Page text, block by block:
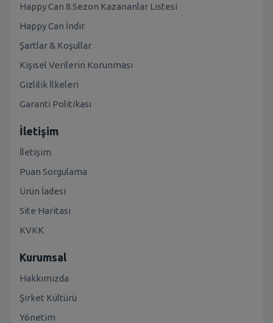
Happy Can 8.Sezon Kazananlar Listesi
Happy Can İndir
Şartlar & Koşullar
Kişisel Verilerin Korunması
Gizlilik İlkeleri
Garanti Politikası
İletişim
İletişim
Puan Sorgulama
Ürün İadesi
Site Haritası
KVKK
Kurumsal
Hakkımızda
Şirket Kültürü
Yönetim